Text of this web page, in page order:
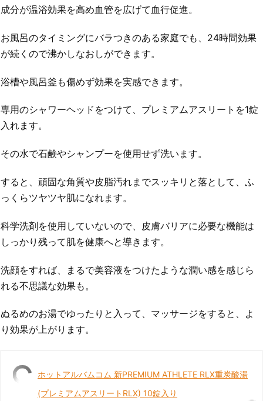
成分が温浴効果を高め血管を広げて血行促進。
お風呂のタイミングにバラつきのある家庭でも、24時間効果
が続くので沸かしなおしができます。
浴槽や風呂釜も傷めず効果を実感できます。
専用のシャワーヘッドをつけて、プレミアムアスリートを1錠
入れます。
その水で石鹸やシャンプーを使用せず洗います。
すると、頑固な角質や皮脂汚れまでスッキリと落として、ふ
っくらツヤツヤ肌になれます。
科学洗剤を使用していないので、皮膚バリアに必要な機能は
しっかり残って肌を健康へと導きます。
洗顔をすれば、まるで美容液をつけたような潤い感を感じら
れる不思議な効果も。
ぬるめのお湯でゆったりと入って、マッサージをすると、よ
り効果が上がります。
ホットアルバムコム 新PREMIUM ATHLETE RLX重炭酸湯
(プレミアムアスリートRLX) 10錠入り